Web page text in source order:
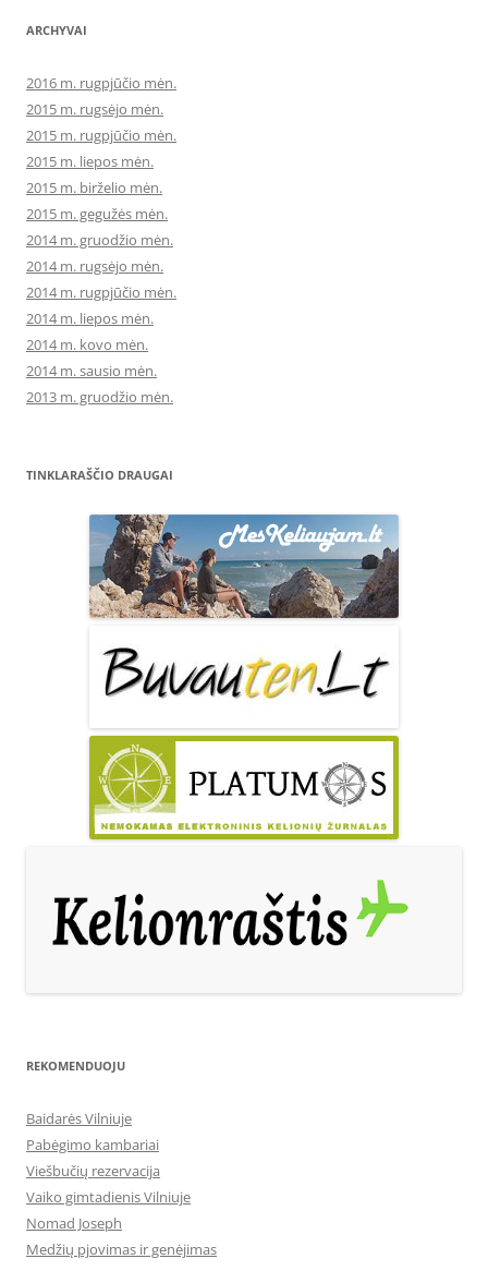
ARCHYVAI
2016 m. rugpjūčio mėn.
2015 m. rugsėjo mėn.
2015 m. rugpjūčio mėn.
2015 m. liepos mėn.
2015 m. birželio mėn.
2015 m. gegužės mėn.
2014 m. gruodžio mėn.
2014 m. rugsėjo mėn.
2014 m. rugpjūčio mėn.
2014 m. liepos mėn.
2014 m. kovo mėn.
2014 m. sausio mėn.
2013 m. gruodžio mėn.
TINKLARAŠČIO DRAUGAI
REKOMENDUOJU
Baidarės Vilniuje
Pabėgimo kambariai
Viešbučių rezervacija
Vaiko gimtadienis Vilniuje
Nomad Joseph
Medžių pjovimas ir genėjimas